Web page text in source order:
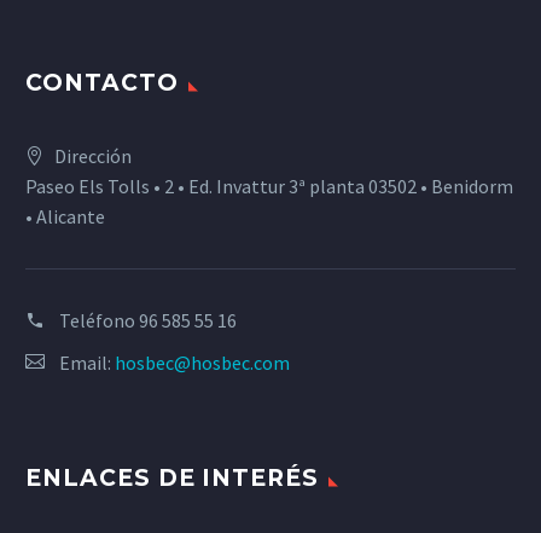
CONTACTO
Dirección
Paseo Els Tolls • 2 • Ed. Invattur 3ª planta 03502 • Benidorm
• Alicante
Teléfono 96 585 55 16
Email: hosbec@hosbec.com
ENLACES DE INTERÉS